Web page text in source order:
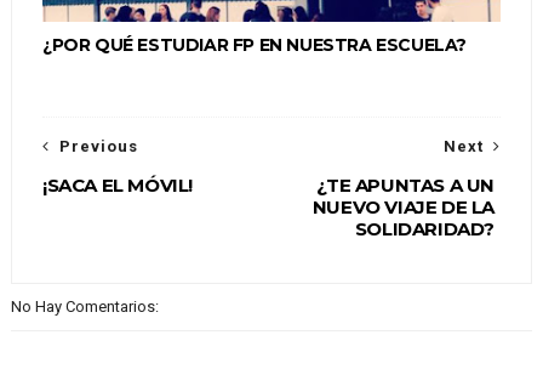
¿POR QUÉ ESTUDIAR FP EN NUESTRA ESCUELA?
Next
¿TE APUNTAS A UN
NUEVO VIAJE DE LA
SOLIDARIDAD?
Previous
¡SACA EL MÓVIL!
No Hay Comentarios: